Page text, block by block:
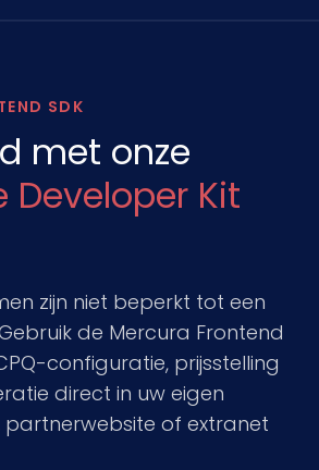
SDK
met onze
Developer Kit
zijn niet beperkt tot een
de Mercura Frontend
configuratie, prijsstelling
direct in uw eigen
of extranet